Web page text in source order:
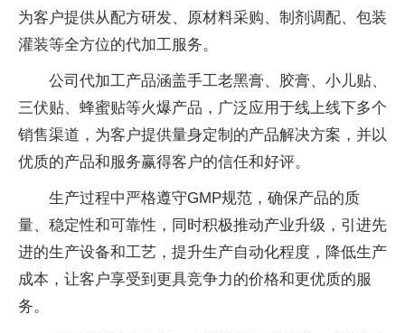
为客户提供从配方研发、原材料采购、制剂调配、包装
灌装等全方位的代加工服务。
公司代加工产品涵盖手工老黑膏、胶膏、小儿贴、
三伏贴、蜂蜜贴等火爆产品，广泛应用于线上线下多个
销售渠道，为客户提供量身定制的产品解决方案，并以
优质的产品和服务赢得客户的信任和好评。
生产过程中严格遵守GMP规范，确保产品的质
量、稳定性和可靠性 ，同时积极推动产业升级，引进先
进的生产设备和工艺，提升生产自动化程度，降低生产
成本，让客户享受到更具竞争力的价格和更优质的服
务。